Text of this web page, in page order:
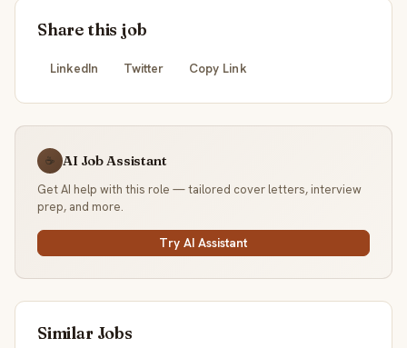
Share this job
LinkedIn Twitter Copy Link
☕ AI Job Assistant
Get AI help with this role — tailored cover letters, interview
prep, and more.
Try AI Assistant
Similar Jobs